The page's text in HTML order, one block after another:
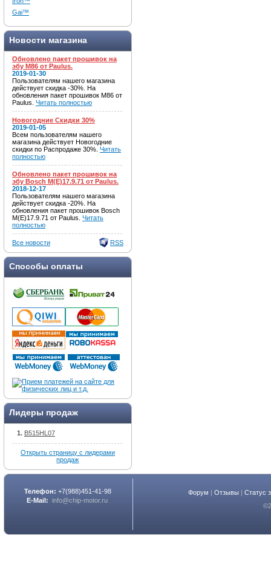
Gai™
Новости магазина
Обновлено пакет прошивок на
эбу M86 от Paulus.
2019-01-30
Пользователям нашего магазина
действует скидка -30%. На
обновления пакет прошивок M86 от
Paulus. Читать полностью
Новогодние Скидки 30%
2019-01-05
Всем пользователям нашего
магазина действует Новогодние
скидки по Распродаже 30%. Читать
полностью
Обновлено пакет прошивок на
эбу Bosch M(E)17.9.71 от Paulus.
2018-12-17
Пользователям нашего магазина
действует скидка -20%. На
обновления пакет прошивок Bosch
M(E)17.9.71 от Paulus. Читать
полностью
Все новости RSS
Способы оплаты
Лидеры продаж
B515HL07
Открыть страницу с лидерами
продаж
Телефон: +7(988)451-41-98
E-Mail: info@chip-motor.ru
Форум |Отзывы |Статус